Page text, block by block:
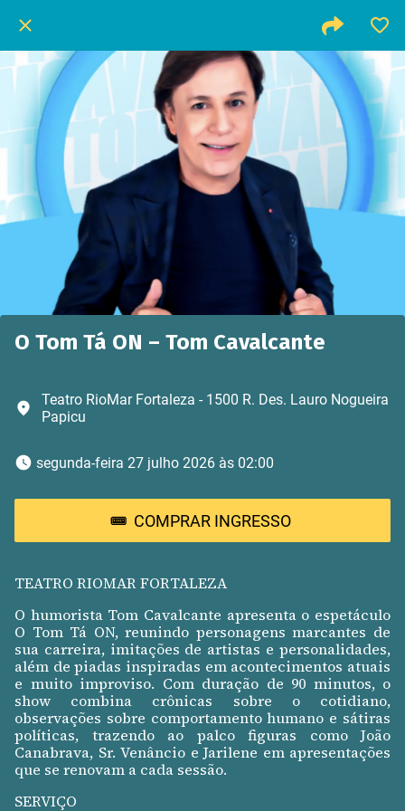
O Tom Tá ON – Tom Cavalcante
Teatro RioMar Fortaleza - 1500 R. Des. Lauro Nogueira
Papicu
segunda-feira 27 julho 2026 às 02:00
COMPRAR INGRESSO
TEATRO RIOMAR FORTALEZA
O humorista Tom Cavalcante apresenta o espetáculo
O Tom Tá ON, reunindo personagens marcantes de
sua carreira, imitações de artistas e personalidades,
além de piadas inspiradas em acontecimentos atuais
e muito improviso. Com duração de 90 minutos, o
show combina crônicas sobre o cotidiano,
observações sobre comportamento humano e sátiras
políticas, trazendo ao palco figuras como João
Canabrava, Sr. Venâncio e Jarilene em apresentações
que se renovam a cada sessão.
SERVIÇO